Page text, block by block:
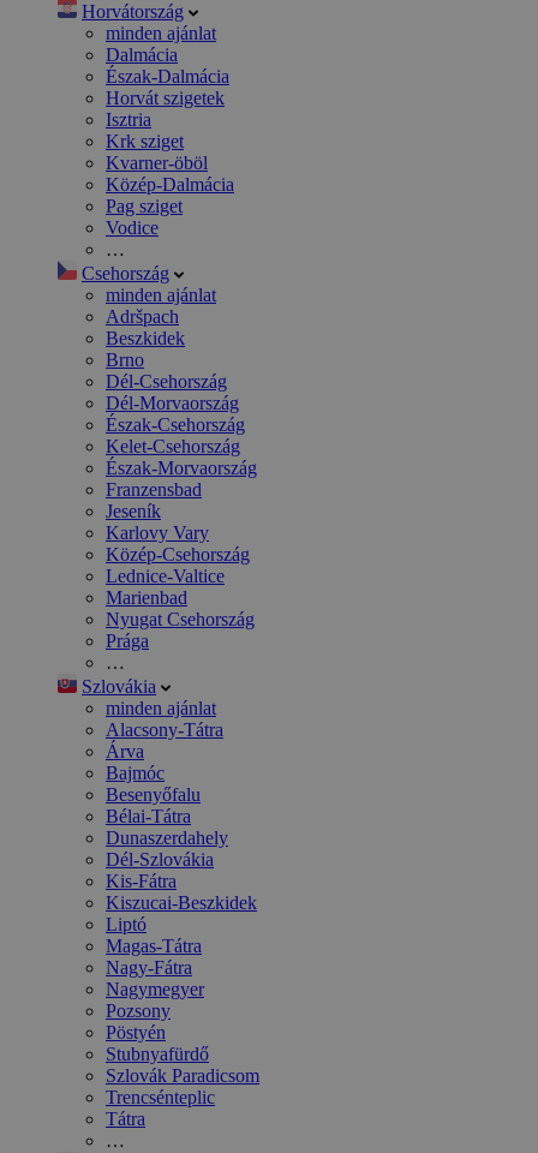
Horvátország
minden ajánlat
Dalmácia
Észak-Dalmácia
Horvát szigetek
Isztria
Krk sziget
Kvarner-öböl
Közép-Dalmácia
Pag sziget
Vodice
…
Csehország
minden ajánlat
Adršpach
Beszkidek
Brno
Dél-Csehország
Dél-Morvaország
Észak-Csehország
Kelet-Csehország
Észak-Morvaország
Franzensbad
Jeseník
Karlovy Vary
Közép-Csehország
Lednice-Valtice
Marienbad
Nyugat Csehország
Prága
…
Szlovákia
minden ajánlat
Alacsony-Tátra
Árva
Bajmóc
Besenyőfalu
Bélai-Tátra
Dunaszerdahely
Dél-Szlovákia
Kis-Fátra
Kiszucai-Beszkidek
Liptó
Magas-Tátra
Nagy-Fátra
Nagymegyer
Pozsony
Pöstyén
Stubnyafürdő
Szlovák Paradicsom
Trencsénteplic
Tátra
…